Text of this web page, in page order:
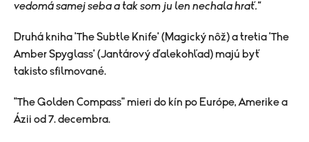
vedomá samej seba a tak som ju len nechala hrať."
Druhá kniha 'The Subtle Knife' (Magický nôž) a tretia 'The
Amber Spyglass' (Jantárový ďalekohľad) majú byť
takisto sfilmované.
"The Golden Compass" mieri do kín po Európe, Amerike a
Ázii od 7. decembra.